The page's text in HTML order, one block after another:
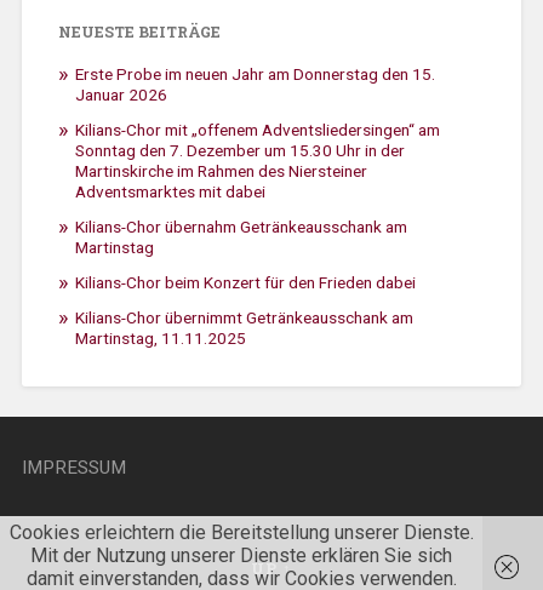
NEUESTE BEITRÄGE
Erste Probe im neuen Jahr am Donnerstag den 15.
Januar 2026
Kilians-Chor mit „offenem Adventsliedersingen“ am
Sonntag den 7. Dezember um 15.30 Uhr in der
Martinskirche im Rahmen des Niersteiner
Adventsmarktes mit dabei
Kilians-Chor übernahm Getränkeausschank am
Martinstag
Kilians-Chor beim Konzert für den Frieden dabei
Kilians-Chor übernimmt Getränkeausschank am
Martinstag, 11.11.2025
IMPRESSUM
UP ↑
Cookies erleichtern die Bereitstellung unserer Dienste.
Mit der Nutzung unserer Dienste erklären Sie sich
damit einverstanden, dass wir Cookies verwenden.